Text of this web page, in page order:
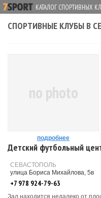
КАТАЛОГ СПОРТИВНЫХ
СПОРТИВНЫЕ КЛУБЫ В
no photo
подробнее
Детский футбольный
СЕВАСТОПОЛЬ
улица Бориса Михайлова, 5в
+7 978 924-79-63
Зал находится недалеко от